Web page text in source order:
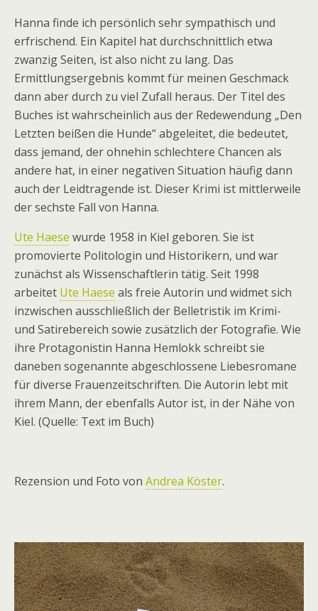
Hanna finde ich persönlich sehr sympathisch und
erfrischend. Ein Kapitel hat durchschnittlich etwa
zwanzig Seiten, ist also nicht zu lang. Das
Ermittlungsergebnis kommt für meinen Geschmack
dann aber durch zu viel Zufall heraus. Der Titel des
Buches ist wahrscheinlich aus der Redewendung „Den
Letzten beißen die Hunde“ abgeleitet, die bedeutet,
dass jemand, der ohnehin schlechtere Chancen als
andere hat, in einer negativen Situation häufig dann
auch der Leidtragende ist. Dieser Krimi ist mittlerweile
der sechste Fall von Hanna.
Ute Haese wurde 1958 in Kiel geboren. Sie ist
promovierte Politologin und Historikern, und war
zunächst als Wissenschaftlerin tätig. Seit 1998
arbeitet Ute Haese als freie Autorin und widmet sich
inzwischen ausschließlich der Belletristik im Krimi-
und Satirebereich sowie zusätzlich der Fotografie. Wie
ihre Protagonistin Hanna Hemlokk schreibt sie
daneben sogenannte abgeschlossene Liebesromane
für diverse Frauenzeitschriften. Die Autorin lebt mit
ihrem Mann, der ebenfalls Autor ist, in der Nähe von
Kiel. (Quelle: Text im Buch)
Rezension und Foto von Andrea Köster.